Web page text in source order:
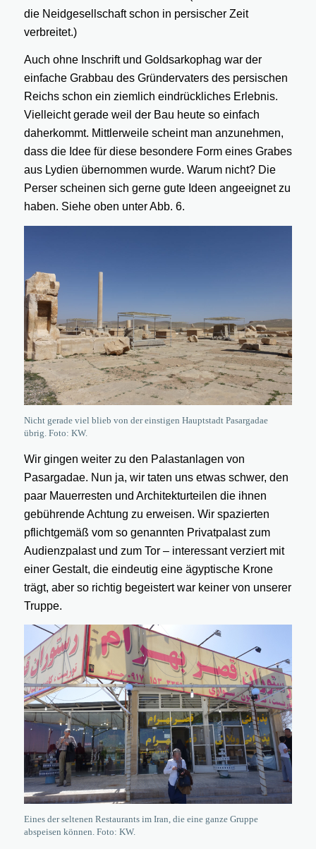
die Neidgesellschaft schon in persischer Zeit
verbreitet.)
Auch ohne Inschrift und Goldsarkophag war der
einfache Grabbau des Gründervaters des persischen
Reichs schon ein ziemlich eindrückliches Erlebnis.
Vielleicht gerade weil der Bau heute so einfach
daherkommt. Mittlerweile scheint man anzunehmen,
dass die Idee für diese besondere Form eines Grabes
aus Lydien übernommen wurde. Warum nicht? Die
Perser scheinen sich gerne gute Ideen angeeignet zu
haben. Siehe oben unter Abb. 6.
Nicht gerade viel blieb von der einstigen Hauptstadt Pasargadae
übrig. Foto: KW.
Wir gingen weiter zu den Palastanlagen von
Pasargadae. Nun ja, wir taten uns etwas schwer, den
paar Mauerresten und Architekturteilen die ihnen
gebührende Achtung zu erweisen. Wir spazierten
pflichtgemäß vom so genannten Privatpalast zum
Audienzpalast und zum Tor – interessant verziert mit
einer Gestalt, die eindeutig eine ägyptische Krone
trägt, aber so richtig begeistert war keiner von unserer
Truppe.
Eines der seltenen Restaurants im Iran, die eine ganze Gruppe
abspeisen können. Foto: KW.